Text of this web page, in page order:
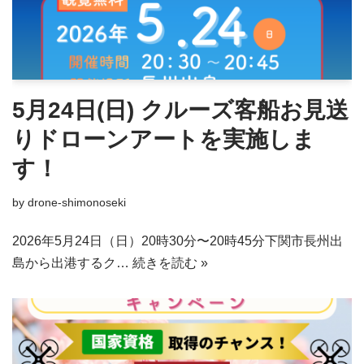
5月24日(日) クルーズ客船お見送
りドローンアートを実施しま
す！
by drone-shimonoseki
2026年5月24日（日）20時30分〜20時45分下関市長州出
島から出港するク… 続きを読む »